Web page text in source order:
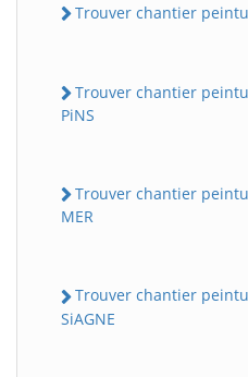
Trouver chantier
Trouver chantier
PiNS
Trouver chantier
MER
Trouver chantier
SiAGNE